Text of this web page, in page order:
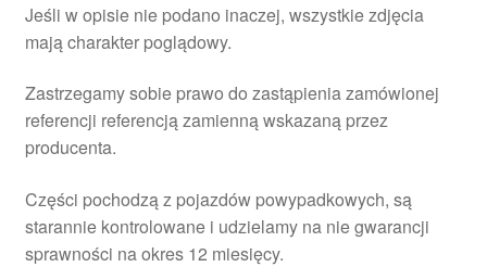
Jeśli w opisie nie podano inaczej, wszystkie zdjęcia
mają charakter poglądowy.
Zastrzegamy sobie prawo do zastąpienia zamówionej
referencji referencją zamienną wskazaną przez
producenta.
Części pochodzą z pojazdów powypadkowych, są
starannie kontrolowane i udzielamy na nie gwarancji
sprawności na okres 12 miesięcy.